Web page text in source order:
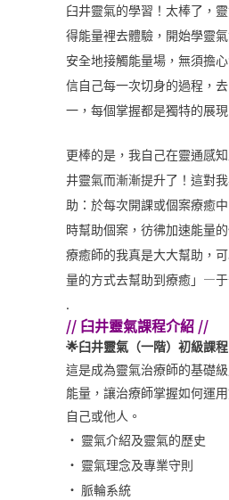
臼井靈氣的學習！太棒了，
得能量裡去體驗，開始學靈
安全地接觸能量場，無須擔
信自己每一次切身的過程，
一，每個掌握都是獨特的展現
更棒的是，我自己在靈通感
井靈氣而漸漸提升了！這對
助：於每次開課或個案療癒
時幫助個案，彷彿加速能量
療癒師的我真是大大幫助，
量的方式去幫助到療癒」—
.
// 臼井靈氣課程介紹 //
🌟臼井靈氣（一階）初級課
這是成為靈氣治療師的基礎
能量，讓治療師掌握如何運
自己或他人。
• 靈氣介紹及靈氣的歷史
• 靈氣理念及專業守則
• 脈輪系統